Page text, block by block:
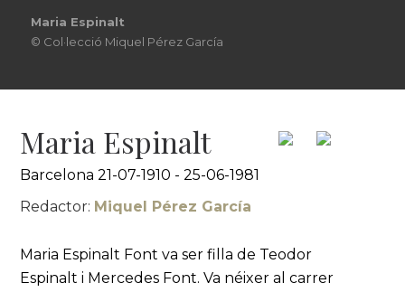
Maria Espinalt
© Col·lecció Miquel Pérez García
Maria Espinalt
Barcelona 21-07-1910 - 25-06-1981
Redactor: Miquel Pérez García
Maria Espinalt Font va ser filla de Teodor
Espinalt i Mercedes Font. Va néixer al carrer